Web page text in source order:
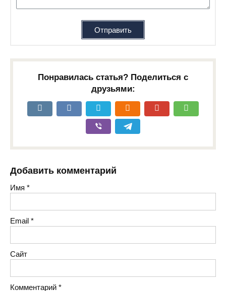
Отправить
Понравилась статья? Поделиться с
друзьями:
Добавить комментарий
Имя *
Email *
Сайт
Комментарий *